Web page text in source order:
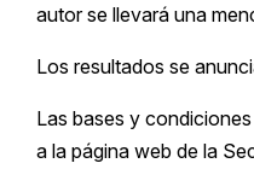
autor se llevará una
Los resultados se
Las bases y
a la página web de la